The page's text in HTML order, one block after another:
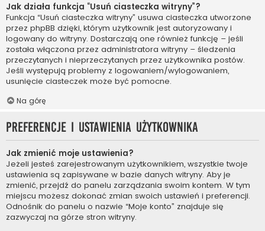
Jak działa funkcja “Usuń ciasteczka witryny”?
Funkcja “Usuń ciasteczka witryny” usuwa ciasteczka utworzone
przez phpBB dzięki, którym użytkownik jest autoryzowany i
logowany do witryny. Dostarczają one również funkcję – jeśli
została włączona przez administratora witryny – śledzenia
przeczytanych i nieprzeczytanych przez użytkownika postów.
Jeśli występują problemy z logowaniem/wylogowaniem,
usunięcie ciasteczek może być pomocne.
Na górę
Preferencje i ustawienia użytkownika
Jak zmienić moje ustawienia?
Jeżeli jesteś zarejestrowanym użytkownikiem, wszystkie twoje
ustawienia są zapisywane w bazie danych witryny. Aby je
zmienić, przejdź do panelu zarządzania swoim kontem. W tym
miejscu możesz dokonać zmian swoich ustawień i preferencji.
Odnośnik do panelu o nazwie “Moje konto” znajduje się
zazwyczaj na górze stron witryny.